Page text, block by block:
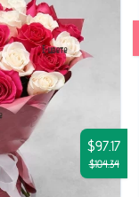
$97.17
$104.34